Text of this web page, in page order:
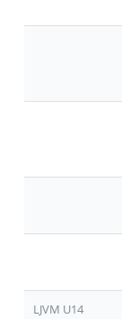
LJVM U14